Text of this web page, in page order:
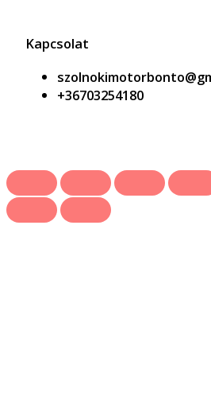
Kapcsolat
+36703254180